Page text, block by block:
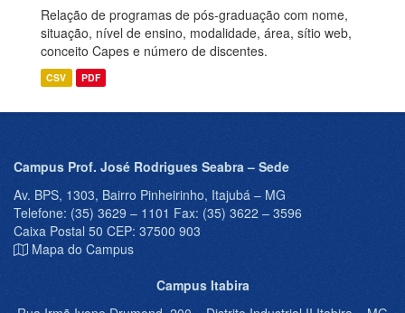
Relação de programas de pós-graduação com nome,
situação, nível de ensino, modalidade, área, sítio web,
conceito Capes e número de discentes.
CSV PDF
Campus Prof. José Rodrigues Seabra – Sede
Av. BPS, 1303, Bairro Pinheirinho, Itajubá – MG
Telefone: (35) 3629 – 1101 Fax: (35) 3622 – 3596
Caixa Postal 50 CEP: 37500 903
Mapa do Campus
Campus Itabira